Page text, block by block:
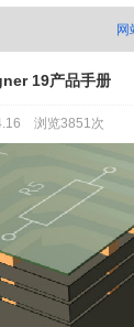
网
19产品手册
浏览3851次